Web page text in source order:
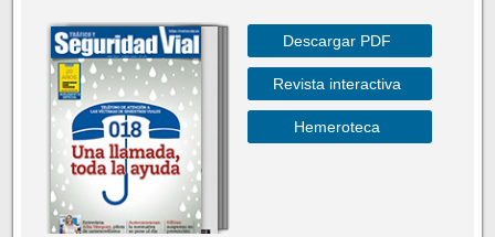
Descargar PDF
Revista interactiva
Hemeroteca